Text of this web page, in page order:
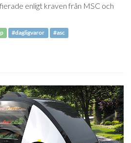
enligt kraven från MSC och
#dagligvaror #asc